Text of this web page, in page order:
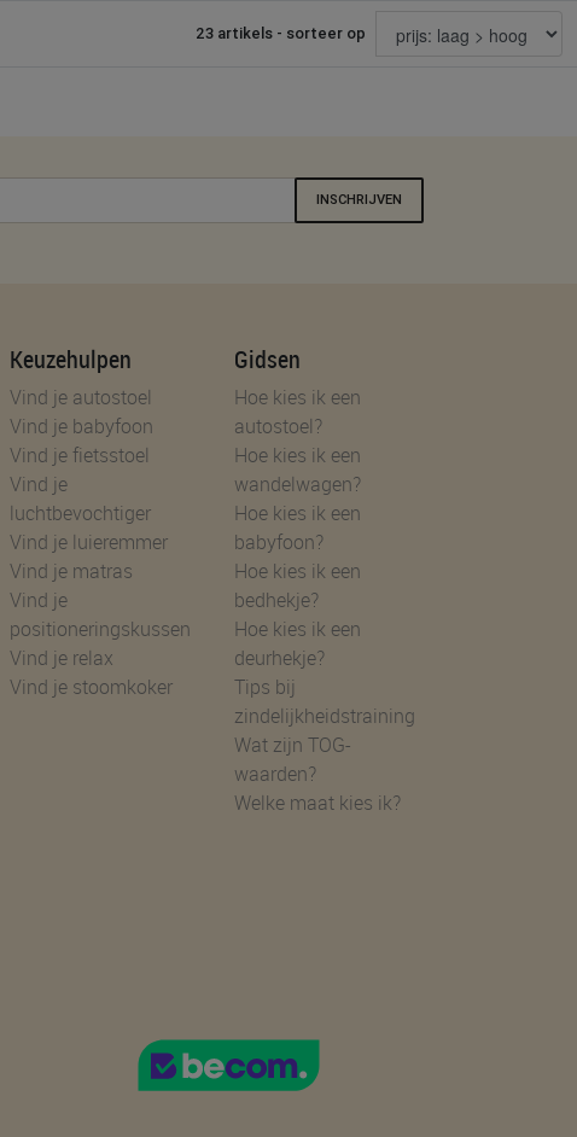
23 artikels - sorteer op
INSCHRIJVEN
Keuzehulpen
Vind je autostoel
Vind je babyfoon
Vind je fietsstoel
Vind je
luchtbevochtiger
Vind je luieremmer
Vind je matras
Vind je
positioneringskussen
Vind je relax
Vind je stoomkoker
Gidsen
Hoe kies ik een
autostoel?
Hoe kies ik een
wandelwagen?
Hoe kies ik een
babyfoon?
Hoe kies ik een
bedhekje?
Hoe kies ik een
deurhekje?
Tips bij
zindelijkheidstraining
Wat zijn TOG-
waarden?
Welke maat kies ik?